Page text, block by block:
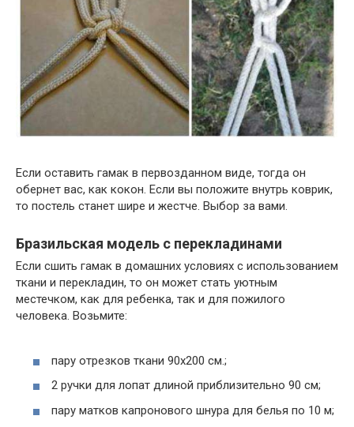
Если оставить гамак в первозданном виде, тогда он
обернет вас, как кокон. Если вы положите внутрь коврик,
то постель станет шире и жестче. Выбор за вами.
Бразильская модель с перекладинами
Если сшить гамак в домашних условиях с использованием
ткани и перекладин, то он может стать уютным
местечком, как для ребенка, так и для пожилого
человека. Возьмите:
пару отрезков ткани 90х200 см.;
2 ручки для лопат длиной приблизительно 90 см;
пару матков капронового шнура для белья по 10 м;